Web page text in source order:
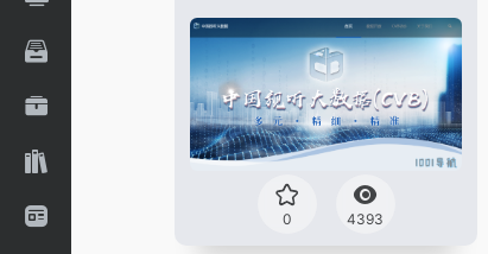
0 4393